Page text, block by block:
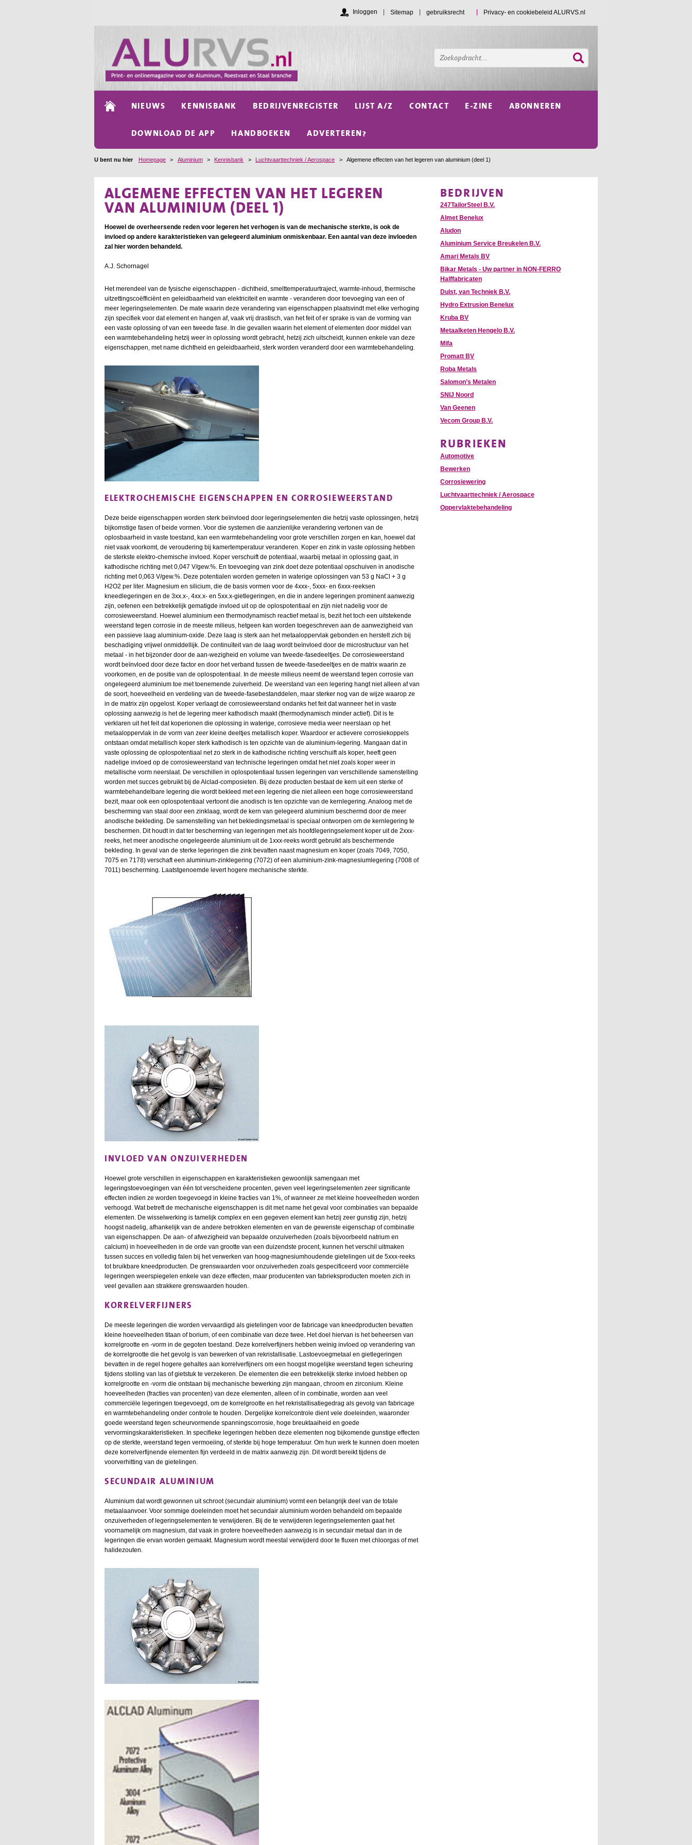
Sitemap gebruiksrecht Privacy- en cookiebeleid ALURVS.nl
Inloggen
NIEUWS KENNISBANK BEDRIJVENREGISTER LIJST A/Z CONTACT E-ZINE ABONNEREN
DOWNLOAD DE APP HANDBOEKEN ADVERTEREN?
U bent nu hier Homepage > Aluminium > Kennisbank > Luchtvaarttechniek / Aerospace > Algemene effecten van het legeren van aluminium (deel 1)
ALGEMENE EFFECTEN VAN HET LEGEREN
VAN ALUMINIUM (DEEL 1)
Hoewel de overheersende reden voor legeren het verhogen is van de mechanische sterkte, is ook de
invloed op andere karakteristieken van gelegeerd aluminium onmiskenbaar. Een aantal van deze invloeden
zal hier worden behandeld.
A.J. Schornagel
Het merendeel van de fysische eigenschappen - dichtheid, smelttemperatuurtraject, warmte-inhoud, thermische
uitzettingscoëfficiënt en geleidbaarheid van elektriciteit en warmte - veranderen door toevoeging van een of
meer legeringselementen. De mate waarin deze verandering van eigenschappen plaatsvindt met elke verhoging
zijn specifiek voor dat element en hangen af, vaak vrij drastisch, van het feit of er sprake is van de vorming van
een vaste oplossing of van een tweede fase. In die gevallen waarin het element of elementen door middel van
een warmtebehandeling hetzij weer in oplossing wordt gebracht, hetzij zich uitscheidt, kunnen enkele van deze
eigenschappen, met name dichtheid en geleidbaarheid, sterk worden veranderd door een warmtebehandeling.
ELEKTROCHEMISCHE EIGENSCHAPPEN EN CORROSIEWEERSTAND
Deze beide eigenschappen worden sterk beïnvloed door legeringselementen die hetzij vaste oplossingen, hetzij
bijkomstige fasen of beide vormen. Voor die systemen die aanzienlijke verandering vertonen van de
oplosbaarheid in vaste toestand, kan een warmtebehandeling voor grote verschillen zorgen en kan, hoewel dat
niet vaak voorkomt, de veroudering bij kamertemperatuur veranderen. Koper en zink in vaste oplossing hebben
de sterkste elektro-chemische invloed. Koper verschuift de potentiaal, waarbij metaal in oplossing gaat, in
kathodische richting met 0,047 V/gew.%. En toevoeging van zink doet deze potentiaal opschuiven in anodische
richting met 0,063 V/gew.%. Deze potentialen worden gemeten in waterige oplossingen van 53 g NaCl + 3 g
H2O2 per liter. Magnesium en silicium, die de basis vormen voor de 4xxx-, 5xxx- en 6xxx-reeksen
kneedlegeringen en de 3xx.x-, 4xx.x- en 5xx.x-gietlegeringen, en die in andere legeringen prominent aanwezig
zijn, oefenen een betrekkelijk gematigde invloed uit op de oplospotentiaal en zijn niet nadelig voor de
corrosieweerstand. Hoewel aluminium een thermodynamisch reactief metaal is, bezit het toch een uitstekende
weerstand tegen corrosie in de meeste milieus, hetgeen kan worden toegeschreven aan de aanwezigheid van
een passieve laag aluminium-oxide. Deze laag is sterk aan het metaaloppervlak gebonden en herstelt zich bij
beschadiging vrijwel onmiddellijk. De continuïteit van de laag wordt beïnvloed door de microstructuur van het
metaal - in het bijzonder door de aan-wezigheid en volume van tweede-fasedeeltjes. De corrosieweerstand
wordt beïnvloed door deze factor en door het verband tussen de tweede-fasedeeltjes en de matrix waarin ze
voorkomen, en de positie van de oplospotentiaal. In de meeste milieus neemt de weerstand tegen corrosie van
ongelegeerd aluminium toe met toenemende zuiverheid. De weerstand van een legering hangt niet alleen af van
de soort, hoeveelheid en verdeling van de tweede-fasebestanddelen, maar sterker nog van de wijze waarop ze
in de matrix zijn opgelost. Koper verlaagt de corrosieweerstand ondanks het feit dat wanneer het in vaste
oplossing aanwezig is het de legering meer kathodisch maakt (thermodynamisch minder actief). Dit is te
verklaren uit het feit dat koperionen die oplossing in waterige, corrosieve media weer neerslaan op het
metaaloppervlak in de vorm van zeer kleine deeltjes metallisch koper. Waardoor er actievere corrosiekoppels
ontstaan omdat metallisch koper sterk kathodisch is ten opzichte van de aluminium-legering. Mangaan dat in
vaste oplossing de oplospotentiaal net zo sterk in de kathodische richting verschuift als koper, heeft geen
nadelige invloed op de corrosieweerstand van technische legeringen omdat het niet zoals koper weer in
metallische vorm neerslaat. De verschillen in oplospotentiaal tussen legeringen van verschillende samenstelling
worden met succes gebruikt bij de Alclad-composieten. Bij deze producten bestaat de kern uit een sterke of
warmtebehandelbare legering die wordt bekleed met een legering die niet alleen een hoge corrosieweerstand
bezit, maar ook een oplospotentiaal vertoont die anodisch is ten opzichte van de kernlegering. Analoog met de
bescherming van staal door een zinklaag, wordt de kern van gelegeerd aluminium beschermd door de meer
anodische bekleding. De samenstelling van het bekledingsmetaal is speciaal ontworpen om de kernlegering te
beschermen. Dit houdt in dat ter bescherming van legeringen met als hoofdlegeringselement koper uit de 2xxx-
reeks, het meer anodische ongelegeerde aluminium uit de 1xxx-reeks wordt gebruikt als beschermende
bekleding. In geval van de sterke legeringen die zink bevatten naast magnesium en koper (zoals 7049, 7050,
7075 en 7178) verschaft een aluminium-zinklegering (7072) of een aluminium-zink-magnesiumlegering (7008 of
7011) bescherming. Laatstgenoemde levert hogere mechanische sterkte.
INVLOED VAN ONZUIVERHEDEN
Hoewel grote verschillen in eigenschappen en karakteristieken gewoonlijk samengaan met
legeringstoevoegingen van één tot verscheidene procenten, geven veel legeringselementen zeer significante
effecten indien ze worden toegevoegd in kleine fracties van 1%, of wanneer ze met kleine hoeveelheden worden
verhoogd. Wat betreft de mechanische eigenschappen is dit met name het geval voor combinaties van bepaalde
elementen. De wisselwerking is tamelijk complex en een gegeven element kan hetzij zeer gunstig zijn, hetzij
hoogst nadelig, afhankelijk van de andere betrokken elementen en van de gewenste eigenschap of combinatie
van eigenschappen. De aan- of afwezigheid van bepaalde onzuiverheden (zoals bijvoorbeeld natrium en
calcium) in hoeveelheden in de orde van grootte van een duizendste procent, kunnen het verschil uitmaken
tussen succes en volledig falen bij het verwerken van hoog-magnesiumhoudende gietelingen uit de 5xxx-reeks
tot bruikbare kneedproducten. De grenswaarden voor onzuiverheden zoals gespecificeerd voor commerciële
legeringen weerspiegelen enkele van deze effecten, maar producenten van fabrieksproducten moeten zich in
veel gevallen aan strakkere grenswaarden houden.
KORRELVERFIJNERS
De meeste legeringen die worden vervaardigd als gietelingen voor de fabricage van kneedproducten bevatten
kleine hoeveelheden titaan of borium, of een combinatie van deze twee. Het doel hiervan is het beheersen van
korrelgrootte en -vorm in de gegoten toestand. Deze korrelverfijners hebben weinig invloed op verandering van
de korrelgrootte die het gevolg is van bewerken of van rekristallisatie. Lastoevoegmetaal en gietlegeringen
bevatten in de regel hogere gehaltes aan korrelverfijners om een hoogst mogelijke weerstand tegen scheuring
tijdens stolling van las of gietstuk te verzekeren. De elementen die een betrekkelijk sterke invloed hebben op
korrelgrootte en -vorm die ontstaan bij mechanische bewerking zijn mangaan, chroom en zirconium. Kleine
hoeveelheden (fracties van procenten) van deze elementen, alleen of in combinatie, worden aan veel
commerciële legeringen toegevoegd, om de korrelgrootte en het rekristallisatiegedrag als gevolg van fabricage
en warmtebehandeling onder controle te houden. Dergelijke korrelcontrole dient vele doeleinden, waaronder
goede weerstand tegen scheurvormende spanningscorrosie, hoge breuktaaiheid en goede
vervormingskarakteristieken. In specifieke legeringen hebben deze elementen nog bijkomende gunstige effecten
op de sterkte, weerstand tegen vermoeiing, of sterkte bij hoge temperatuur. Om hun werk te kunnen doen moeten
deze korrelverfijnende elementen fijn verdeeld in de matrix aanwezig zijn. Dit wordt bereikt tijdens de
voorverhitting van de gietelingen.
SECUNDAIR ALUMINIUM
Aluminium dat wordt gewonnen uit schroot (secundair aluminium) vormt een belangrijk deel van de totale
metaalaanvoer. Voor sommige doeleinden moet het secundair aluminium worden behandeld om bepaalde
onzuiverheden of legeringselementen te verwijderen. Bij de te verwijderen legeringselementen gaat het
voornamelijk om magnesium, dat vaak in grotere hoeveelheden aanwezig is in secundair metaal dan in de
legeringen die ervan worden gemaakt. Magnesium wordt meestal verwijderd door te fluxen met chloorgas of met
halidezouten.
BEDRIJVEN
247TailorSteel B.V.
Almet Benelux
Aludon
Aluminium Service Breukelen B.V.
Amari Metals BV
Bikar Metals - Uw partner in NON-FERRO
Halffabricaten
Dulst, van Techniek B.V.
Hydro Extrusion Benelux
Kruba BV
Metaalketen Hengelo B.V.
Mifa
Promatt BV
Roba Metals
Salomon’s Metalen
SNIJ Noord
Van Geenen
Vecom Group B.V.
RUBRIEKEN
Automotive
Bewerken
Corrosiewering
Luchtvaarttechniek / Aerospace
Oppervlaktebehandeling